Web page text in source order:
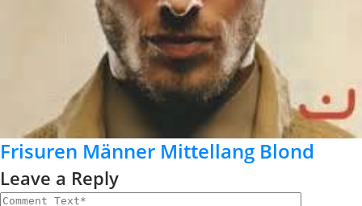
Frisuren Männer Mittellang Blond
Leave a Reply